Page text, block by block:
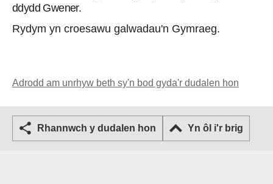
ddydd Gwener.
Rydym yn croesawu galwadau'n Gymraeg.
Adrodd am unrhyw beth sy'n bod gyda'r dudalen hon
Rhannwch y dudalen hon Yn ôl i'r brig